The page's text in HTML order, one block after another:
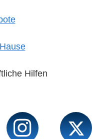
Hilfen